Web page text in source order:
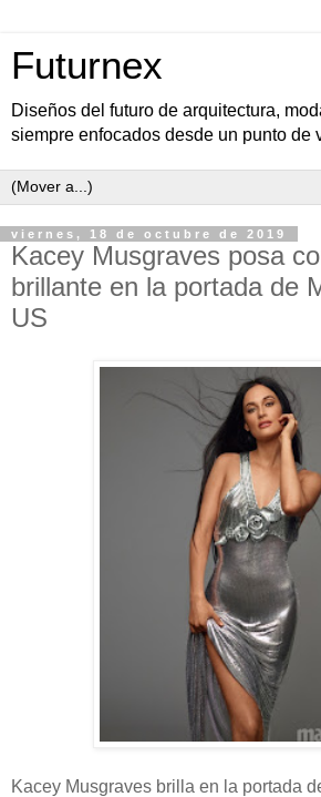
Futurnex
Diseños del futuro de arquitectura,
siempre enfocados desde un punto de
viernes, 18 de octubre de 2019
Kacey Musgraves posa
brillante en la portada de
US
Kacey Musgraves brilla en la portada